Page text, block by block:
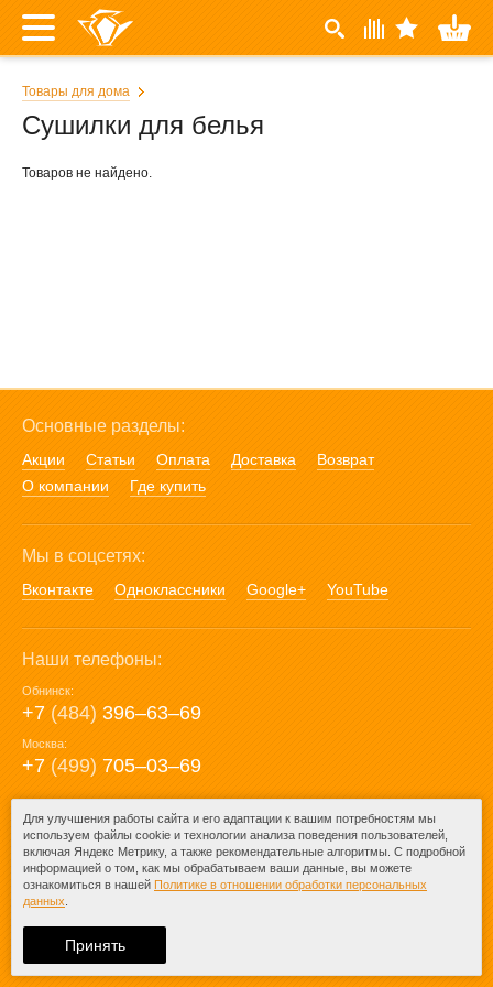
Товары для дома
Сушилки для белья
Товаров не найдено.
Основные разделы:
Акции Статьи Оплата Доставка
Возврат
О компании
Где купить
Мы в соцсетях:
Вконтакте Одноклассники Google+ YouTube
Наши телефоны:
Обнинск:
+7 (484) 396‒63‒69
Москва:
+7 (499) 705‒03‒69
E-mail:
mail@posuda40.ru
При любом копировании информации
ссылка на
Для улучшения работы сайта и его адаптации к вашим потребностям мы
используем файлы cookie и технологии анализа поведения пользователей,
включая Яндекс Метрику, а также рекомендательные алгоритмы. С подробной
информацией о том, как мы обрабатываем ваши данные, вы можете
ознакомиться в нашей Политике в отношении обработки персональных
данных
Принять